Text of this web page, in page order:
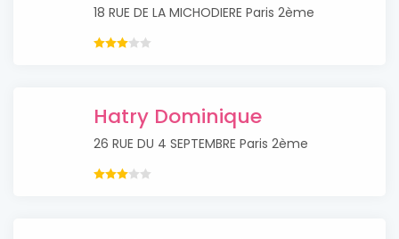
18 RUE DE LA MICHODIERE Paris 2ème
Hatry Dominique
26 RUE DU 4 SEPTEMBRE Paris 2ème